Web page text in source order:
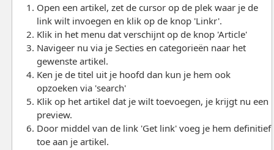
Open een artikel, zet de cursor op de plek waar je de
link wilt invoegen en klik op de knop 'Linkr'.
Klik in het menu dat verschijnt op de knop 'Article'
Navigeer nu via je Secties en categorieën naar het
gewenste artikel.
Ken je de titel uit je hoofd dan kun je hem ook
opzoeken via 'search'
Klik op het artikel dat je wilt toevoegen, je krijgt nu een
preview.
Door middel van de link 'Get link' voeg je hem definitief
toe aan je artikel.